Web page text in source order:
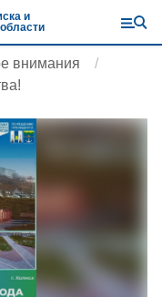
и
внимания